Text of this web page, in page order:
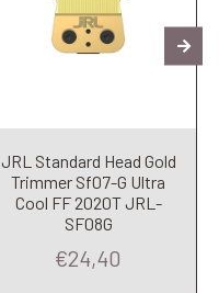
JRL Standard Head Gold
Trimmer Sf07-G Ultra
Cool FF 2020T JRL-
SF08G
€24,40